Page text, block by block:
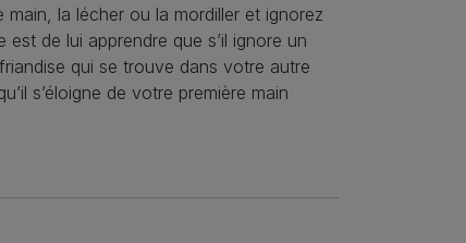
la lécher ou la mordiller et ignorez
de lui apprendre que s’il ignore un
qui se trouve dans votre autre
s’éloigne de votre première main